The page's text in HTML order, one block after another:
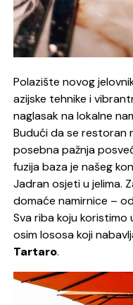
Polazište novog
azijske tehnike i
naglasak na lokalne
Budući da se restoran
posebna pažnja
fuzija baza je našeg
Jadran osjeti u jelima.
domaće namirnice –
Sva riba koju koristimo
osim lososa koji
Tartaro.